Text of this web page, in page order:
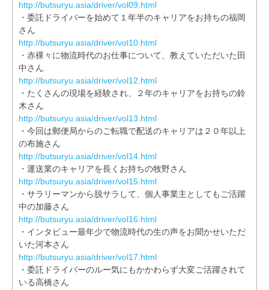
http://butsuryu.asia/driver/vol09.html
・委託ドライバーを始めて１年半のキャリアをお持ちの福岡
さん
http://butsuryu.asia/driver/vol10.html
・赤裸々に物流時代のお仕事について、教えていただいた田
中さん
http://butsuryu.asia/driver/vol12.html
・たくさんの現場を経験され、２年のキャリアをお持ちの鈴
木さん
http://butsuryu.asia/driver/vol13.html
・今回は郵便局からのご転職で配送のキャリアは２０年以上
の布施さん
http://butsuryu.asia/driver/vol14.html
・運送業のキャリアを長くお持ちの牧野さん
http://butsuryu.asia/driver/vol15.html
・サラリーマンから脱サラして、個人事業主としてもご活躍
中の加藤さん
http://butsuryu.asia/driver/vol16.html
・インタビュー最年少で物流時代の生の声をお聞かせいただ
いた河本さん
http://butsuryu.asia/driver/vol17.html
・委託ドライバーのルー気にもかかわらず大変ご活躍されて
いる高橋さん